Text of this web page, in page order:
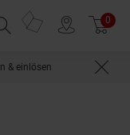
einblenden
Prospekte 0
& einlösen